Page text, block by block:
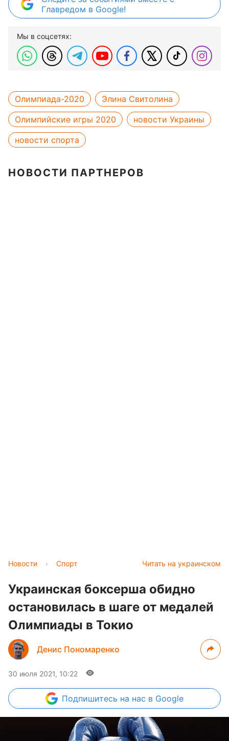
Главредом в Google!
Мы в соцсетях:
Олимпиада-2020
Элина Свитолина
Олимпийские игры 2020
новости Украины
новости спорта
НОВОСТИ ПАРТНЕРОВ
Читать на украинском
Новости › Спорт
Украинская боксерша обидно
остановилась в шаге от медалей
Олимпиады в Токио
Денис Пономаренко
30 июля 2021, 10:22
Подпишитесь на нас в Google